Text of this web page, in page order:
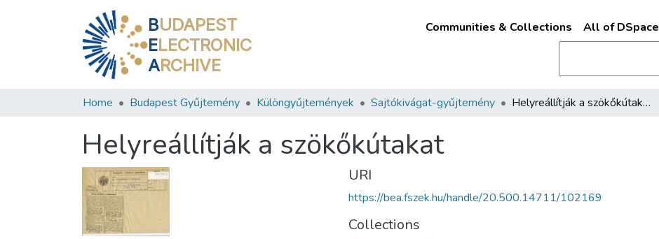
BUDAPEST
ELECTRONIC
ARCHIVE
Communities & Collections All of DSpace
Home Budapest Gyűjtemény Különgyűjtemények Sajtókivágat-gyűjtemény Helyreállítják a szökőkútakat
Helyreállítják a szökőkútakat
URI
https://bea.fszek.hu/handle/20.500.14711/102169
Collections